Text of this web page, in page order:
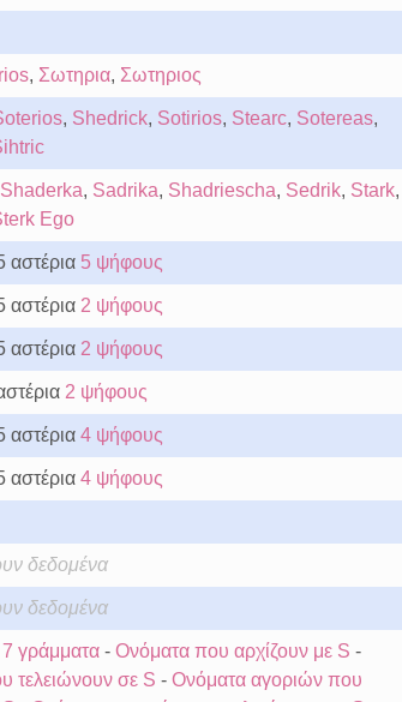
, Σωτηρια, Σωτηριος
, Shedrick, Sotirios, Stearc, Sotereas,
Shaderka, Sadrika, Shadriescha, Sedrik, Stark,
Ego
αστέρια 5 ψήφους
αστέρια 2 ψήφους
αστέρια 2 ψήφους
2 ψήφους
αστέρια 4 ψήφους
αστέρια 4 ψήφους
δεδομένα
δεδομένα
γράμματα- Ονόματα που αρχίζουν με S -
τελειώνουν σε S - Ονόματα αγοριών που